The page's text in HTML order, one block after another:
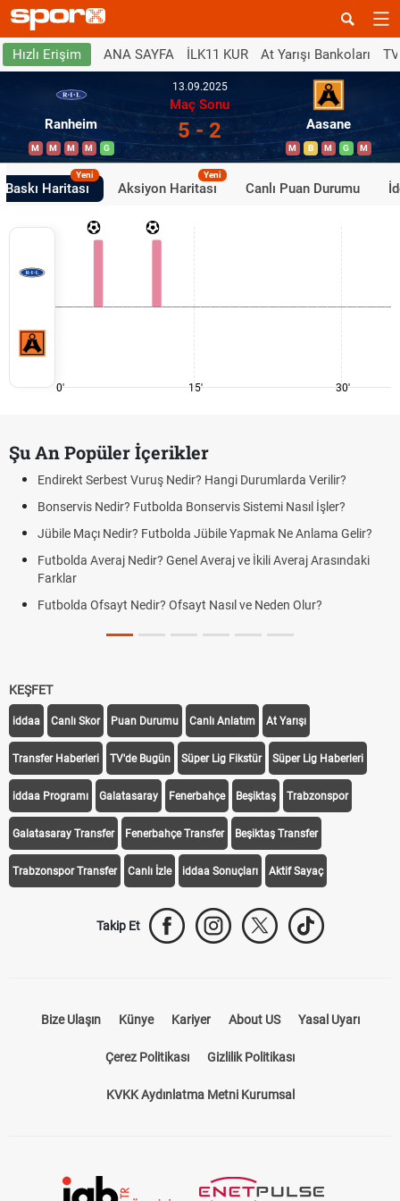
Hızlı Erişim ANA SAYFA İLK11 KUR At Yarışı Bankoları
Ranheim
M M M M G
13.09.2025
Maç Sonu
5 - 2 Aasane
M B M G M
Baskı Haritası
Yeni
Aksiyon Haritası
Yeni
Canlı Puan Durumu
0' 15' 30'
Şu An Popüler İçerikler
Endirekt Serbest Vuruş Nedir? Hangi Durumlarda Verilir?
Bonservis Nedir? Futbolda Bonservis Sistemi Nasıl İşler?
Jübile Maçı Nedir? Futbolda Jübile Yapmak Ne Anlama Gelir?
Futbolda Averaj Nedir? Genel Averaj ve İkili Averaj Arasındaki
Farklar
Futbolda Ofsayt Nedir? Ofsayt Nasıl ve Neden Olur?
KEŞFET
iddaa Canlı Skor Puan Durumu Canlı Anlatım At Yarışı
Transfer Haberleri TV'de Bugün Süper Lig Fikstür Süper Lig Haberleri
iddaa Programı Galatasaray Fenerbahçe Beşiktaş Trabzonspor
Galatasaray Transfer Fenerbahçe Transfer Beşiktaş Transfer
Trabzonspor Transfer Canlı İzle iddaa Sonuçları Aktif Sayaç
Takip Et
Bize Ulaşın Künye Kariyer About US Yasal Uyarı
Çerez Politikası Gizlilik Politikası
KVKK Aydınlatma Metni Kurumsal